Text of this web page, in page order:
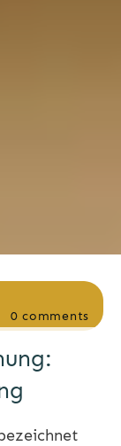
0 comments